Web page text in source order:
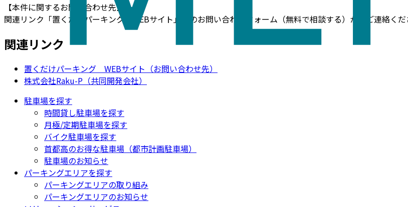
【本件に関するお問い合わせ先】
関連リンク「置くだけパーキング WEBサイト」内のお問い合わせフォーム（無料で相談する）からご連絡くだ
関連リンク
置くだけパーキング WEBサイト（お問い合わせ先）
株式会社Raku-P（共同開発会社）
駐車場を探す
時間貸し駐車場を探す
月極/定期駐車場を探す
バイク駐車場を探す
首都高のお得な駐車場（都市計画駐車場）
駐車場のお知らせ
パーキングエリアを探す
パーキングエリアの取り組み
パーキングエリアのお知らせ